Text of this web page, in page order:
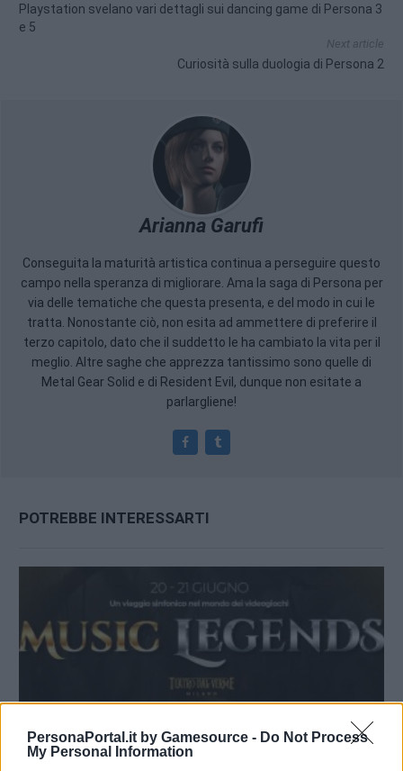
PersonaPortal.it by Gamesource - Do Not Process
My Personal Information
Playstation svelano vari dettagli sui dancing game di Persona 3
e 5
Next article
Curiosità sulla duologia di Persona 2
Arianna Garufi
Conseguita la maturità artistica continua a perseguire questo
campo nella speranza di migliorare. Ama la saga di Persona per
via delle tematiche che questa presenta, e del modo in cui le
tratta. Nonostante ciò, non esita ad ammettere di preferire il
terzo capitolo, dato che il suddetto le ha cambiato la vita per il
meglio. Altre saghe che apprezza tantissimo sono quelle di
Metal Gear Solid e di Resident Evil, dunque non esitate a
parlargliene!
POTREBBE INTERESSARTI